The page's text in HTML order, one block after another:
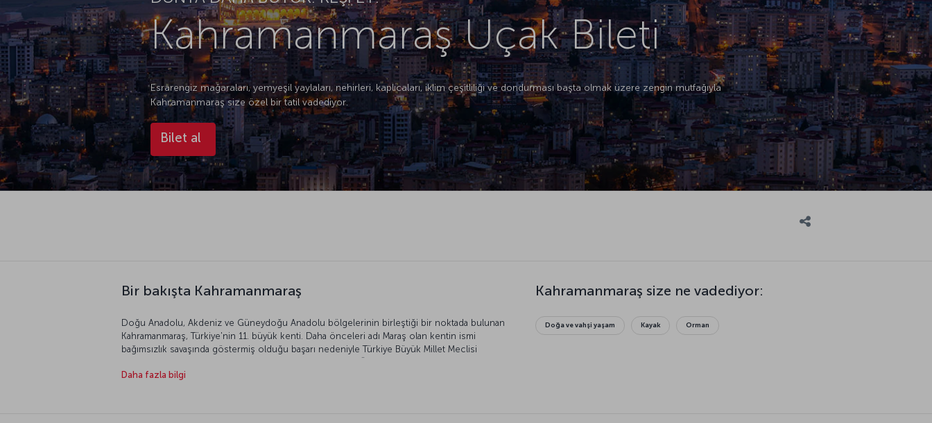
Kahramanmaraş Uçak Bileti
Esrarengiz mağaraları, yemyeşil yaylaları, nehirleri, kaplıcaları, iklim çeşitliliği ve dondurması başta olmak üzere zengin mutfağıyla
Kahramanmaraş size özel bir tatil vadediyor.
Bilet al
Bir bakışta Kahramanmaraş
Doğu Anadolu, Akdeniz ve Güneydoğu Anadolu bölgelerinin birleştiği bir noktada bulunan
Kahramanmaraş, Türkiye'nin 11. büyük kenti. Daha önceleri adı Maraş olan kentin ismi
bağımsızlık savaşında göstermiş olduğu başarı nedeniyle Türkiye Büyük Millet Meclisi
Anadolu’nun en öne çıkan şehirlerinden biri olan Kahramanmaraş’a yakından bakalım.
Daha fazla bilgi
Kahramanmaraş size ne vadediyor:
Doğa ve vahşi yaşam Kayak Orman